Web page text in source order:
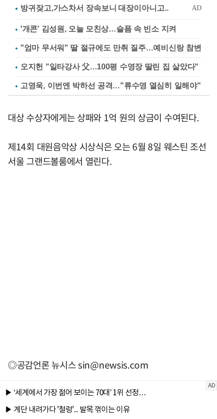
'개콘' 김성원, 오늘 모친상…슬픔 속 빈소 지켜
"엄마 무서워" 딸 절규에도 만취 질주…예비신랑 참변
오지헌 "일타강사 父…100평 수영장 딸린 집 살았다"
고영욱, 이번엔 박하선 공격…"류수영 열심히 일해야"
대상 수상자에게는 상패와 1억 원의 상금이 수여된다.
제14회 대원음악상 시상식은 오는 6월 8일 웨스틴 조선
서울 그랜드볼룸에서 열린다.
◎공감언론 뉴시스sin@newsis.com